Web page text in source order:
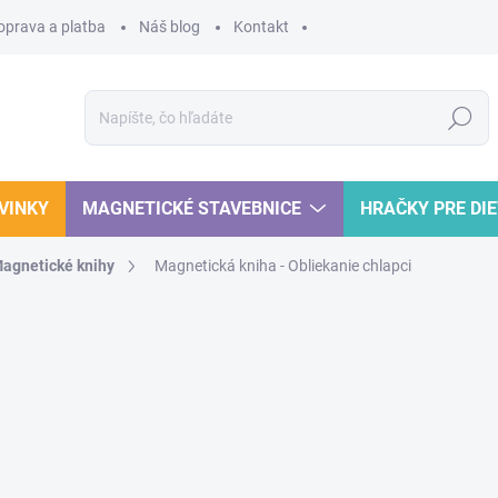
a platba Náš blog Kontakt
Hľadať
MAGNETICKÉ STAVEBNICE HRAČKY PRE
knihy Magnetická kniha - Obliekanie chlapci